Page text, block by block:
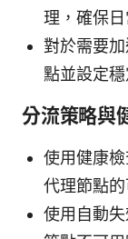
理，確保日
對於需要
點並設定穩
分流策略與
使用健康
代理節點的
使用自動